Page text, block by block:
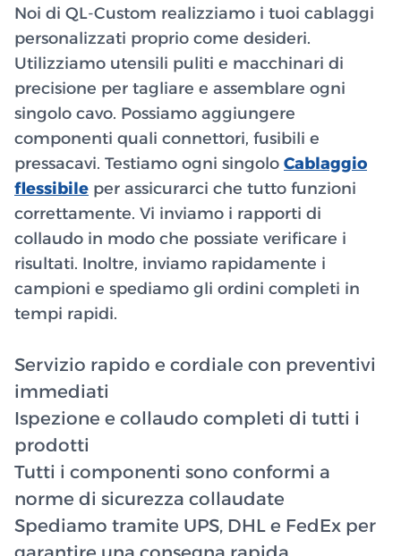
Noi di QL-Custom realizziamo i tuoi cablaggi
personalizzati proprio come desideri.
Utilizziamo utensili puliti e macchinari di
precisione per tagliare e assemblare ogni
singolo cavo. Possiamo aggiungere
componenti quali connettori, fusibili e
pressacavi. Testiamo ogni singolo Cablaggio
flessibile per assicurarci che tutto funzioni
correttamente. Vi inviamo i rapporti di
collaudo in modo che possiate verificare i
risultati. Inoltre, inviamo rapidamente i
campioni e spediamo gli ordini completi in
tempi rapidi.
Servizio rapido e cordiale con preventivi
immediati
Ispezione e collaudo completi di tutti i
prodotti
Tutti i componenti sono conformi a
norme di sicurezza collaudate
Spediamo tramite UPS, DHL e FedEx per